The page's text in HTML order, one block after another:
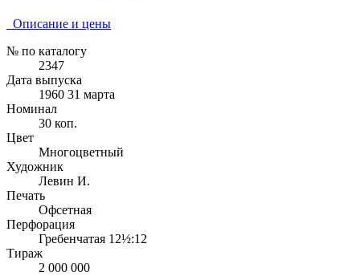
Описание и цены
№ по каталогу
2347
Дата выпуска
1960 31 марта
Номинал
30 коп.
Цвет
Многоцветный
Художник
Левин И.
Печать
Офсетная
Перфорация
Гребенчатая 12½:12
Тираж
2 000 000